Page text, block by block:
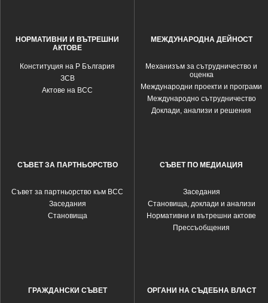
НОРМАТИВНИ И ВЪТРЕШНИ
АКТОВЕ
Конституция на Р България
ЗСВ
Актове на ВСС
МЕЖДУНАРОДНА ДЕЙНОСТ
Механизъм за сътрудничество и
оценка
Международни проекти и програми
Международно сътрудничество
Доклади, анализи и решения
СЪВЕТ ЗА ПАРТНЬОРСТВО
Съвет за партньорство към ВСС
Заседания
Становища
СЪВЕТ ПО МЕДИАЦИЯ
Заседания
Становища, доклади и анализи
Нормативни и вътрешни актове
Прессъобщения
ГРАЖДАНСКИ СЪВЕТ ОРГАНИ НА СЪДЕБНА ВЛАСТ